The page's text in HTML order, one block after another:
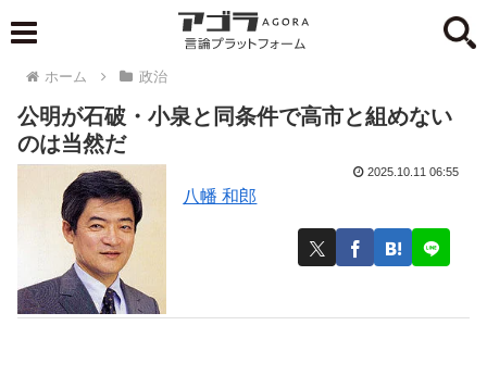
ホーム 政治
公明が石破・小泉と同条件で高市と組めない
のは当然だ
八幡 和郎
2025.10.11 06:55